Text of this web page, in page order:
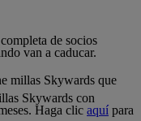
van a caducar.
millas Skywards que
de socios
Haga clic aquí para
Skywards con